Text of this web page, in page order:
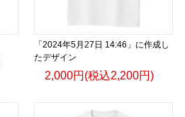
「2024年5月27日 14:46」に作成し
たデザイン
2,000円(税込2,200円)